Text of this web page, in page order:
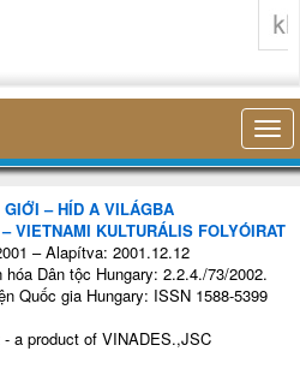
GIỚI – HÍD A VILÁGBA
VIETNAMI KULTURÁLIS FOLYÓIRAT
– Alapítva: 2001.12.12
Dân tộc Hungary: 2.2.4./73/2002.
Quốc gia Hungary: ISSN 1588-5399
- a product of VINADES.,JSC